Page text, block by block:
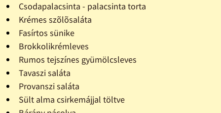
Csodapalacsinta - palacsinta torta
Krémes szõlõsaláta
Fasírtos sünike
Brokkolikrémleves
Rumos tejszínes gyümölcsleves
Tavaszi saláta
Provanszi saláta
Sült alma csirkemájjal töltve